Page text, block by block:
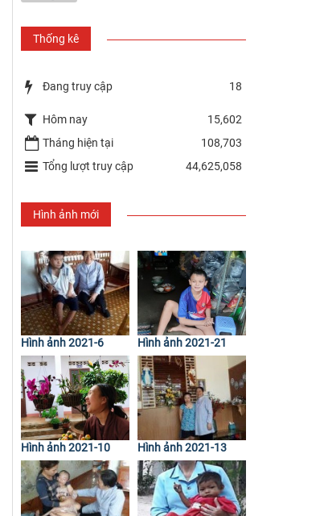
Thống kê
Đang truy cập 18
Hôm nay
15,602
Tháng hiện tại
108,703
Tổng lượt truy cập
44,625,058
Hình ảnh mới
Hình ảnh 2021-6 Hình ảnh 2021-21
Hình ảnh 2021-10 Hình ảnh 2021-13